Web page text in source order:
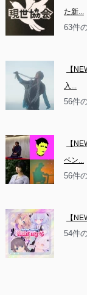
た新...
63件
【
入...
56件
【
ベン...
56件
【
54件